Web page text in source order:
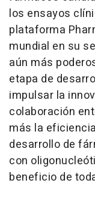
los ensayos
plataforma
mundial en su
aún más
etapa de
impulsar la
colaboración
más la
desarrollo de
con
beneficio de